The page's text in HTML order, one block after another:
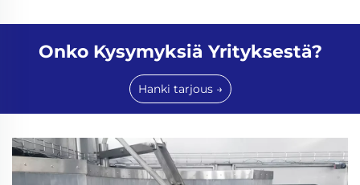
Onko Kysymyksiä Yrityksestä?
Hanki tarjous →